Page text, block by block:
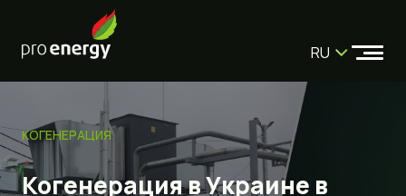
RU
КОГЕНЕРАЦИЯ
Когенерация в Украине в